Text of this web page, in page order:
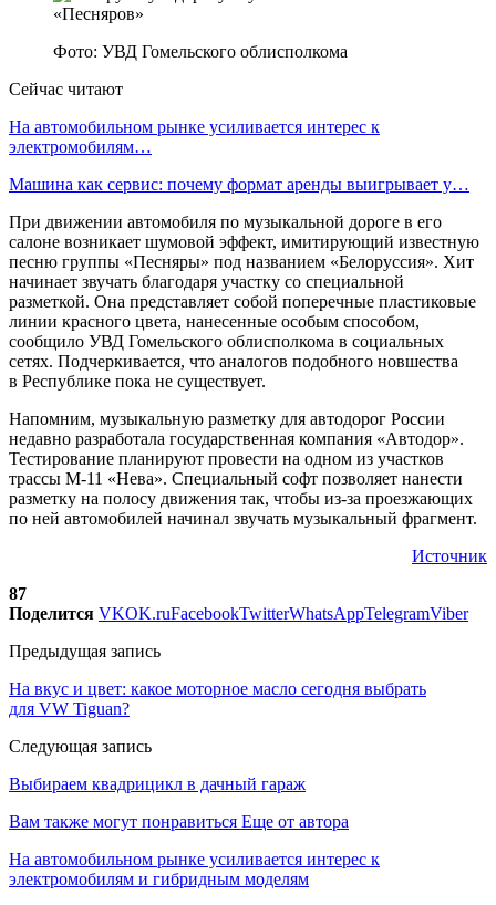
Фото: УВД Гомельского облисполкома
Сейчас читают
На автомобильном рынке усиливается интерес к
электромобилям…
Машина как сервис: почему формат аренды выигрывает у…
При движении автомобиля по музыкальной дороге в его
салоне возникает шумовой эффект, имитирующий известную
песню группы «Песняры» под названием «Белоруссия». Хит
начинает звучать благодаря участку со специальной
разметкой. Она представляет собой поперечные пластиковые
линии красного цвета, нанесенные особым способом,
сообщило УВД Гомельского облисполкома в социальных
сетях. Подчеркивается, что аналогов подобного новшества
в Республике пока не существует.
Напомним, музыкальную разметку для автодорог России
недавно разработала государственная компания «Автодор».
Тестирование планируют провести на одном из участков
трассы М-11 «Нева». Специальный софт позволяет нанести
разметку на полосу движения так, чтобы из-за проезжающих
по ней автомобилей начинал звучать музыкальный фрагмент.
Источник
87
Поделится VKOK.ruFacebookTwitterWhatsAppTelegramViber
Предыдущая запись
На вкус и цвет: какое моторное масло сегодня выбрать
для VW Tiguan?
Следующая запись
Выбираем квадрицикл в дачный гараж
Вам также могут понравиться Еще от автора
На автомобильном рынке усиливается интерес к
электромобилям и гибридным моделям